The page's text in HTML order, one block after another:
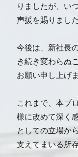
りましたが、い
声援を賜りまし
今後は、新社長
き続き変わらぬ
お願い申し上げま
これまで、本ブ
様に改めて深く
としての立場か
支えてまいる所